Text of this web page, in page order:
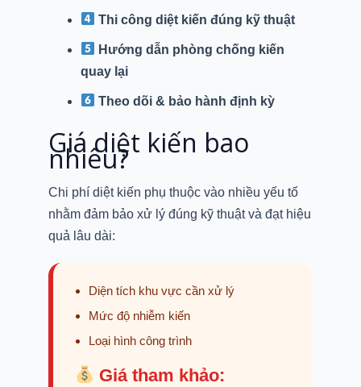
Thi công diệt kiến đúng kỹ thuật
Hướng dẫn phòng chống kiến
quay lại
Theo dõi & bảo hành định kỳ
Giá diệt kiến bao
nhiêu?
Chi phí diệt kiến phụ thuộc vào nhiều yếu tố
nhằm đảm bảo xử lý đúng kỹ thuật và đạt hiệu
quả lâu dài:
Diện tích khu vực cần xử lý
Mức độ nhiễm kiến
Loại hình công trình
Giá tham khảo: